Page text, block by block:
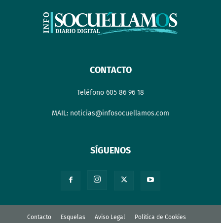
CONTACTO
Teléfono 605 86 96 18
MAIL: noticias@infosocuellamos.com
SÍGUENOS
Contacto Esquelas Aviso Legal Política de Cookies